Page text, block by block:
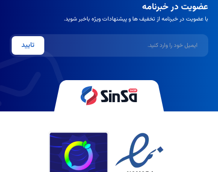
عضویت در خبرنامه
با عضویت در خبرنامه از تخفیف ها و پیشنهادات ویژه باخبر شوید.
ایمیل
تایید